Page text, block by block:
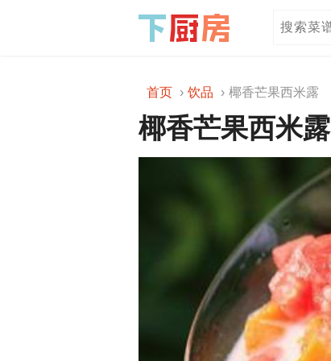
首页 饮品 椰香芒果西米露
椰香芒果西米露